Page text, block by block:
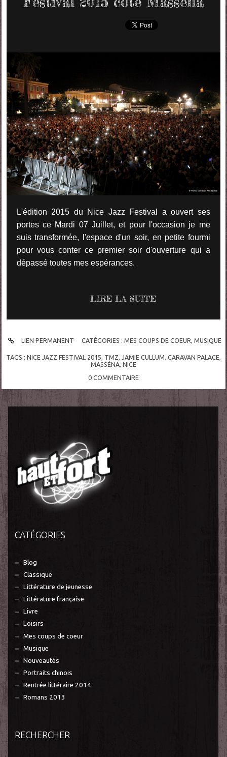
L'édition 2015 du Nice Jazz Festival a ouvert ses
portes ce Mardi 07 Juillet, et pour l'occasion je me
suis transformée, l'espace d'un soir, en petite fourmi
pour vous conter ce premier soir d'ouverture qui a
dépassé toutes mes espérances.
LIRE LA SUITE
LIEN PERMANENT CATÉGORIES :MES COUPS DE COEUR,MUSIQUE
TAGS : NICE JAZZ FESTIVAL 2015 TMZ JAMIE CULLUM CARAVAN PALACE
MASSÉNA, NICE
0 COMMENTAIRE
CATÉGORIES
Blog
Classique
Littérature de jeunesse
Littérature française
Livre
Loisirs
Mes coups de coeur
Musique
Nouveautés
Portraits chinois
Rentrée littéraire 2014
Romans 2013
RECHERCHER